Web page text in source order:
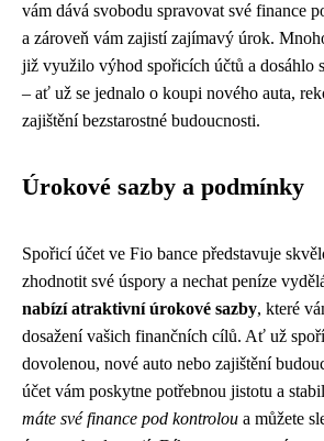
vám dává svobodu spravovat své finance
a zároveň vám zajistí zajímavý úrok.
již využilo výhod spořicích účtů a dosáhlo
– ať už se jednalo o koupi nového auta,
zajištění bezstarostné budoucnosti.
Úrokové sazby a podmínky
Spořicí účet ve Fio bance představuje
zhodnotit své úspory a nechat peníze
nabízí atraktivní úrokové sazby, které
dosažení vašich finančních cílů. Ať už
dovolenou, nové auto nebo zajištění
účet vám poskytne potřebnou jistotu a
máte své finance pod kontrolou a můžete